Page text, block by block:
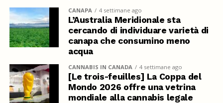
CANAPA 4 settimane ago
L’Australia Meridionale sta
cercando di individuare varietà di
canapa che consumino meno
acqua
CANNABIS IN CANADA 4 settimane ago
[Le trois-feuilles] La Coppa del
Mondo 2026 offre una vetrina
mondiale alla cannabis legale